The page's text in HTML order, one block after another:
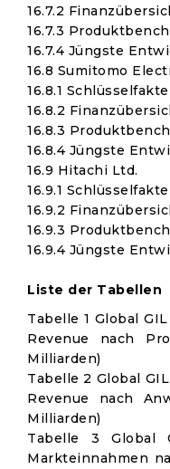
16.7.2
16.7.3
16.7.4 Jüngste
16.8 Sumitomo
16.8.1
16.8.2
16.8.3
16.8.4 Jüngste
16.9 Hitachi Ltd.
16.9.1
16.9.2
16.9.3
16.9.4 Jüngste
Liste der Tabellen
Tabelle 1 Global
Revenue nach
Milliarden)
Tabelle 2 Global
Revenue nach
Milliarden)
Tabelle 3 Global
Markteinnahmen